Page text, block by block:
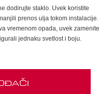
dodirujte staklo. Uvek koristite
prenos ulja tokom instalacije.
vremenom opada, uvek zamenite
jednaku svetlost i boju.